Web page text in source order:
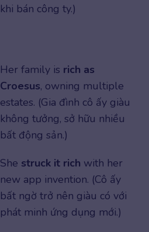
khi bán công ty.)
Her family is rich as
Croesus, owning multiple
estates. (Gia đình cô ấy giàu
không tưởng, sở hữu nhiều
bất động sản.)
She struck it rich with her
new app invention. (Cô ấy
bất ngờ trở nên giàu có với
phát minh ứng dụng mới.)